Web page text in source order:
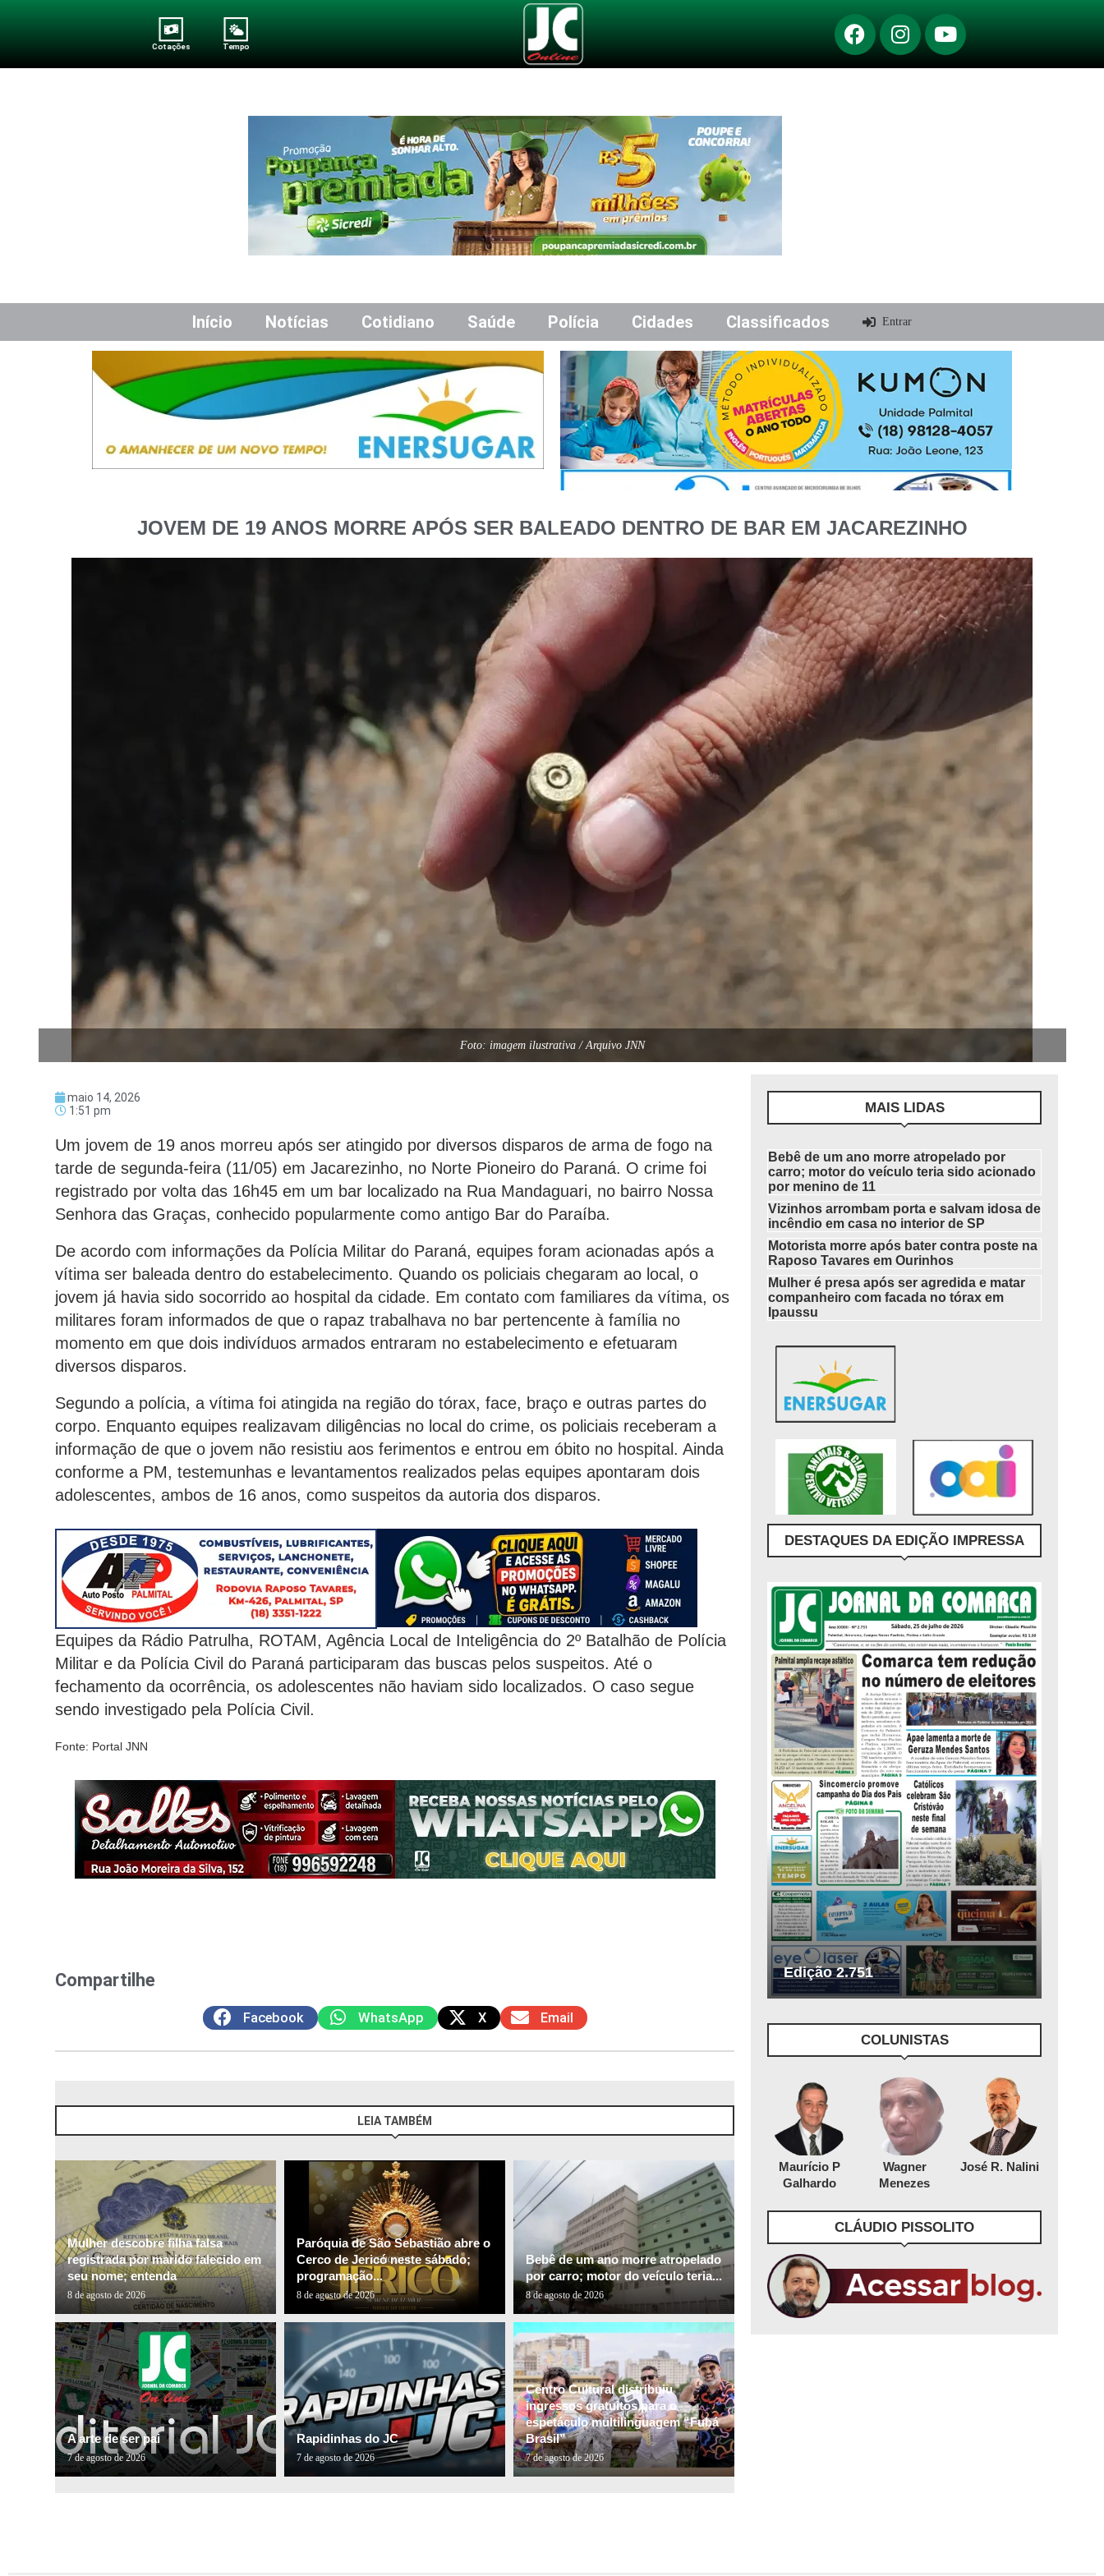
Cotações Tempo
Início Notícias Cotidiano Saúde Polícia Cidades Classificados Entrar
JOVEM DE 19 ANOS MORRE APÓS SER BALEADO DENTRO DE BAR EM JACAREZINHO
Foto: imagem ilustrativa / Arquivo JNN
maio 14, 2026
1:51 pm
Um jovem de 19 anos morreu após ser atingido por diversos disparos de arma de fogo na
tarde de segunda-feira (11/05) em Jacarezinho, no Norte Pioneiro do Paraná. O crime foi
registrado por volta das 16h45 em um bar localizado na Rua Mandaguari, no bairro Nossa
Senhora das Graças, conhecido popularmente como antigo Bar do Paraíba.
De acordo com informações da Polícia Militar do Paraná, equipes foram acionadas após a
vítima ser baleada dentro do estabelecimento. Quando os policiais chegaram ao local, o
jovem já havia sido socorrido ao hospital da cidade. Em contato com familiares da vítima, os
militares foram informados de que o rapaz trabalhava no bar pertencente à família no
momento em que dois indivíduos armados entraram no estabelecimento e efetuaram
diversos disparos.
Segundo a polícia, a vítima foi atingida na região do tórax, face, braço e outras partes do
corpo. Enquanto equipes realizavam diligências no local do crime, os policiais receberam a
informação de que o jovem não resistiu aos ferimentos e entrou em óbito no hospital. Ainda
conforme a PM, testemunhas e levantamentos realizados pelas equipes apontaram dois
adolescentes, ambos de 16 anos, como suspeitos da autoria dos disparos.
Equipes da Rádio Patrulha, ROTAM, Agência Local de Inteligência do 2º Batalhão de Polícia
Militar e da Polícia Civil do Paraná participaram das buscas pelos suspeitos. Até o
fechamento da ocorrência, os adolescentes não haviam sido localizados. O caso segue
sendo investigado pela Polícia Civil.
Fonte: Portal JNN
Compartilhe
Facebook WhatsApp X Email
LEIA TAMBÉM
Mulher descobre filha falsa
registrada por marido falecido em
seu nome; entenda
8 de agosto de 2026
Paróquia de São Sebastião abre o
Cerco de Jericó neste sábado;
programação...
8 de agosto de 2026
Bebê de um ano morre atropelado
por carro; motor do veículo teria...
8 de agosto de 2026
A arte de ser pai
7 de agosto de 2026
Rapidinhas do JC
7 de agosto de 2026
Centro Cultural distribuiu
ingressos gratuitos para o
espetáculo multilinguagem “Fubá
Brasil”
7 de agosto de 2026
MAIS LIDAS
Bebê de um ano morre atropelado por
carro; motor do veículo teria sido acionado
por menino de 11
Vizinhos arrombam porta e salvam idosa de
incêndio em casa no interior de SP
Motorista morre após bater contra poste na
Raposo Tavares em Ourinhos
Mulher é presa após ser agredida e matar
companheiro com facada no tórax em
Ipaussu
DESTAQUES DA EDIÇÃO IMPRESSA
Edição 2.751
COLUNISTAS
Maurício P
Galhardo
Wagner
Menezes
José R. Nalini
CLÁUDIO PISSOLITO